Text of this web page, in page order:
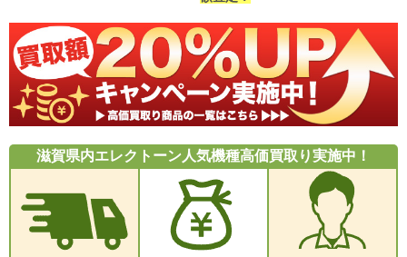
滋賀県内エレクトーン人気機種高価買取り実施中！